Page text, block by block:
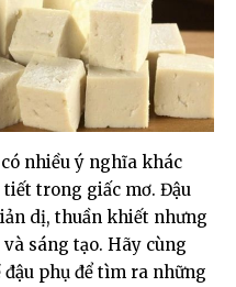
nhiều ý nghĩa khác
trong giấc mơ. Đậu
dị, thuần khiết nhưng
sáng tạo. Hãy cùng
phụ để tìm ra những